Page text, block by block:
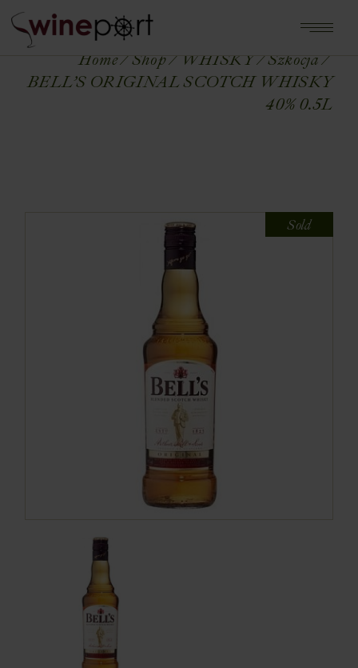
Home Shop WHISKY
Szkocja
BELL’S ORIGINAL SCOTCH WHISKY
40% 0.5L
Sold